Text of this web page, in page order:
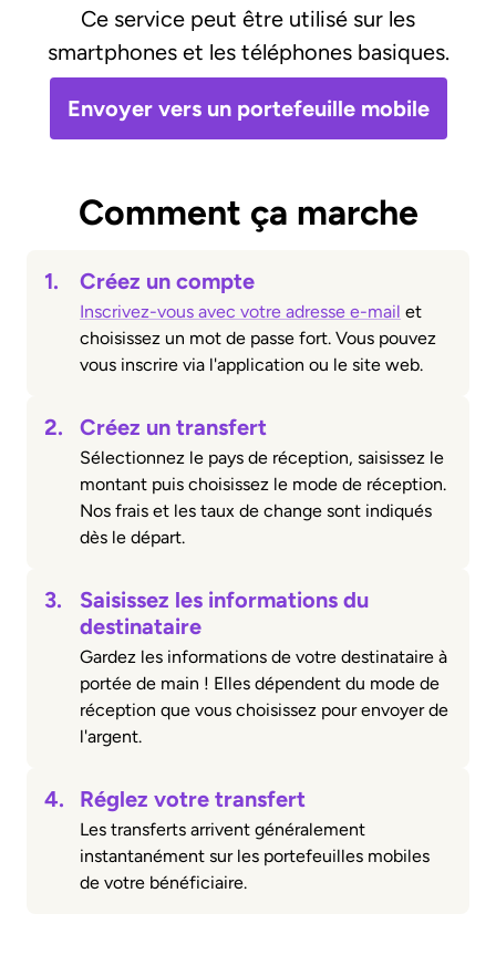
Ce service peut être utilisé sur les
smartphones et les téléphones basiques.
Envoyer vers un portefeuille mobile
Comment ça marche
1. Créez un compte
Inscrivez-vous avec votre adresse e-mail et
choisissez un mot de passe fort. Vous pouvez
vous inscrire via l'application ou le site web.
2. Créez un transfert
Sélectionnez le pays de réception, saisissez le
montant puis choisissez le mode de réception.
Nos frais et les taux de change sont indiqués
dès le départ.
3.
Saisissez les informations du
destinataire
Gardez les informations de votre destinataire à
portée de main ! Elles dépendent du mode de
réception que vous choisissez pour envoyer de
l'argent.
4. Réglez votre transfert
Les transferts arrivent généralement
instantanément sur les portefeuilles mobiles
de votre bénéficiaire.